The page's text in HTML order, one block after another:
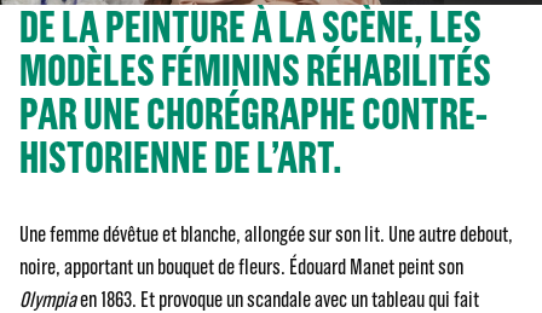
DE LA PEINTURE À LA SCÈNE, LES
MODÈLES FÉMININS RÉHABILITÉS
PAR UNE CHORÉGRAPHE CONTRE-
HISTORIENNE DE L’ART.
Une femme dévêtue et blanche, allongée sur son lit. Une autre debout,
noire, apportant un bouquet de fleurs. Édouard Manet peint son
Olympiaen 1863. Et provoque un scandale avec un tableau qui fait